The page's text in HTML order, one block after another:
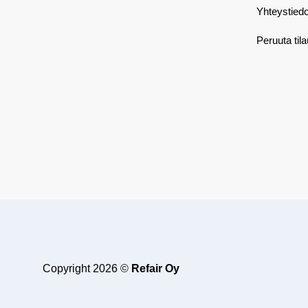
Peruuta
Copyright 2026 © Refair Oy